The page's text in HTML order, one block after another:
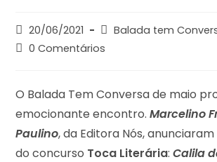
20/06/2021
Balada tem
0 Comentários
O Balada Tem Conversa de maio
emocionante encontro.Marcelino
Paulino, da Editora Nós,
do concurso Toca Literária:Calila